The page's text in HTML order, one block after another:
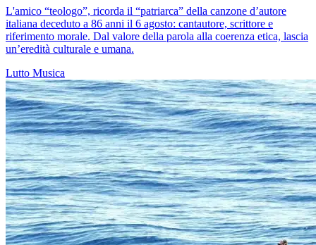
L'amico “teologo”, ricorda il “patriarca” della canzone d’autore
italiana deceduto a 86 anni il 6 agosto: cantautore, scrittore e
riferimento morale. Dal valore della parola alla coerenza etica, lascia
un’eredità culturale e umana.
Lutto Musica